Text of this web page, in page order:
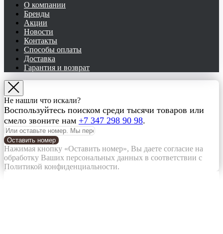
О компании
Бренды
Акции
Новости
Контакты
Способы оплаты
Доставка
Гарантия и возврат
Не нашли что искали?
Воспользуйтесь поиском среди тысячи товаров или
смело звоните нам +7 347 298 90 98.
Оставить номер
Нажимая кнопку «Оставить номер», Вы даете согласие на
обработку Ваших персональных данных в соответствии с
Политикой конфиденциальности.